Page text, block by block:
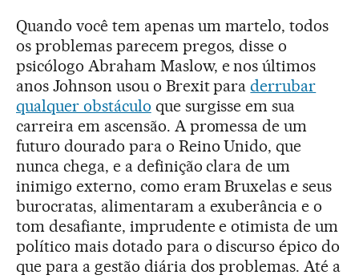
Quando você tem apenas um martelo, todos
os problemas parecem pregos, disse o
psicólogo Abraham Maslow, e nos últimos
anos Johnson usou o Brexit paraderrubar
qualquer obstáculo que surgisse em sua
carreira em ascensão. A promessa de um
futuro dourado para o Reino Unido, que
nunca chega, e a definição clara de um
inimigo externo, como eram Bruxelas e seus
burocratas, alimentaram a exuberância e o
tom desafiante, imprudente e otimista de um
político mais dotado para o discurso épico do
que para a gestão diária dos problemas. Até a